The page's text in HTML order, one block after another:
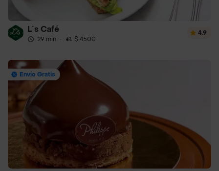
L´s Café
29 min · $ 4500
4.9
Envío Gratis